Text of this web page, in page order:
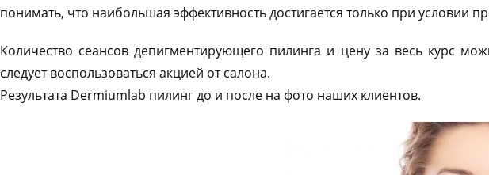
понимать, что наибольшая эффективность достигается только при условии
Количество сеансов депигментирующего пилинга и цену за весь курс
следует воспользоваться акцией от салона.
Результата Dermiumlab пилинг до и после на фото наших клиентов.